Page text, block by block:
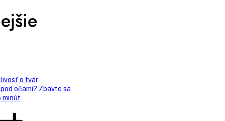
o tvár
očami? Zbavte sa
minút